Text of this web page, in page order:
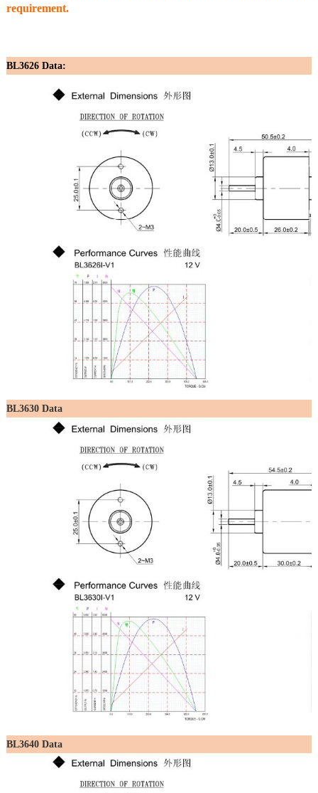
requirement.
BL3626 Data:
BL3630 Data
BL3640 Data